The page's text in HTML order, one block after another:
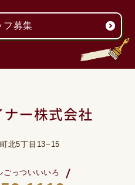
フ募集
北5丁目13−15
ごっついいいろ